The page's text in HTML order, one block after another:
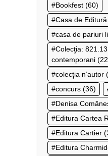
Bookfest (60)
Casa de
casa de pariuri
Colecţia:
contemporani
colecţia n’autor
concurs (36)
Denisa
Editura Cartea
Editura Cartier
Editura